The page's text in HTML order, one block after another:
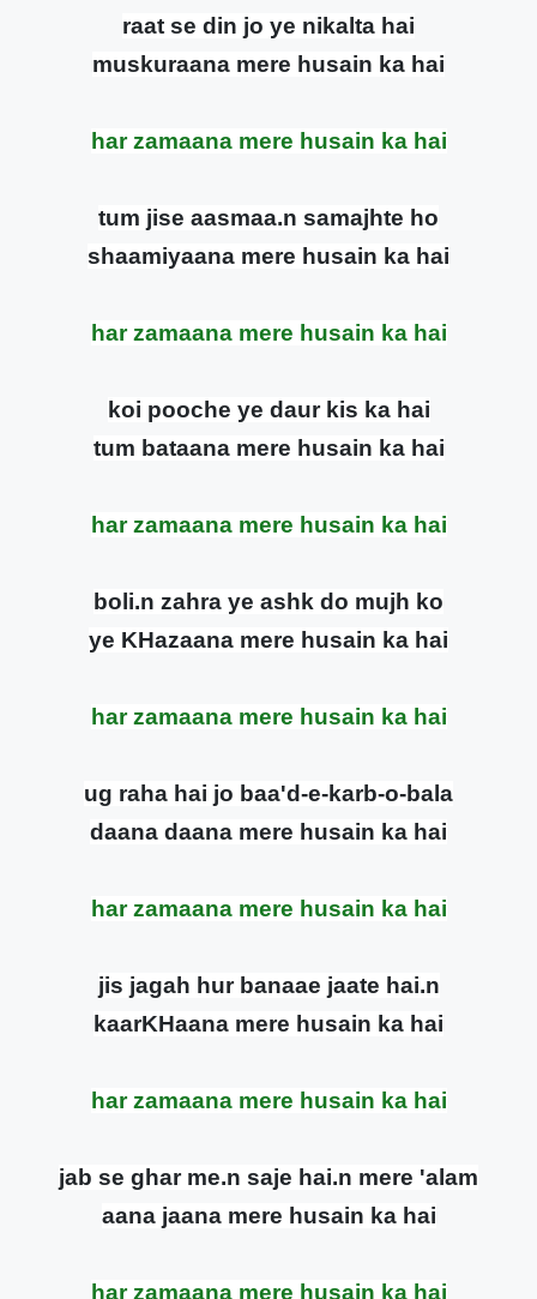
raat se din jo ye nikalta hai
muskuraana mere husain ka hai
har zamaana mere husain ka hai
tum jise aasmaa.n samajhte ho
shaamiyaana mere husain ka hai
har zamaana mere husain ka hai
koi pooche ye daur kis ka hai
tum bataana mere husain ka hai
har zamaana mere husain ka hai
boli.n zahra ye ashk do mujh ko
ye KHazaana mere husain ka hai
har zamaana mere husain ka hai
ug raha hai jo baa'd-e-karb-o-bala
daana daana mere husain ka hai
har zamaana mere husain ka hai
jis jagah hur banaae jaate hai.n
kaarKHaana mere husain ka hai
har zamaana mere husain ka hai
jab se ghar me.n saje hai.n mere 'alam
aana jaana mere husain ka hai
har zamaana mere husain ka hai